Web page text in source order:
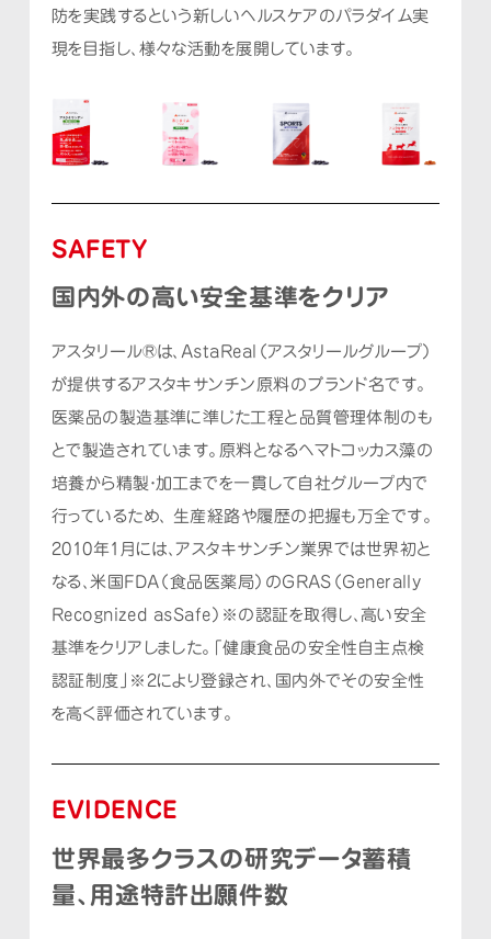
防を実践するという 新しいヘルスケアのパラダイム実
現を目指し、様々な活動を展開しています。
SAFETY
国内外の高い安全基準をクリア
アスタリール®は、AstaReal（アスタリールグループ）
が提供するアスタキサンチン原料のブランド名です。
医薬品の製造基準に準じた工程と品質管理体制のも
とで製造されています。 原料となるヘマトコッカス藻の
培養から精製・加工までを一貫して自社グループ内で
行っているため、
生産経路や履歴の把握も万全です。
2010年1月には、アスタキサンチン業界では世界初と
なる、 米国FDA（食品医薬局）のGRAS（Generally
Recognized asSafe）※の認証を取得し、高い安全
基準をクリアしました。
「健康食品の安全性自主点検
認証制度」※2により登録され、国内外でその安全性
を高く評価されています。
EVIDENCE
世界最多クラスの研究データ蓄積
量、用途特許出願件数